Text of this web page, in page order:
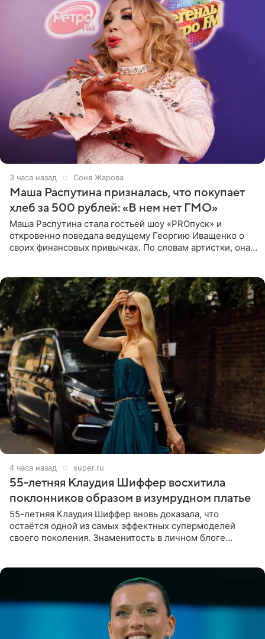
3 часа назад Соня Жарова
Маша Распутина призналась, что покупает
хлеб за 500 рублей: «В нем нет ГМО»
Маша Распутина стала гостьей шоу «PROпуск» и
откровенно поведала ведущему Георгию Иващенко о
своих финансовых привычках. По словам артистки, она
4 часа назад super.ru
55-летняя Клаудия Шиффер восхитила
поклонников образом в изумрудном платье
55-летняя Клаудия Шиффер вновь доказала, что
остаётся одной из самых эффектных супермоделей
своего поколения. Знаменитость в личном блоге